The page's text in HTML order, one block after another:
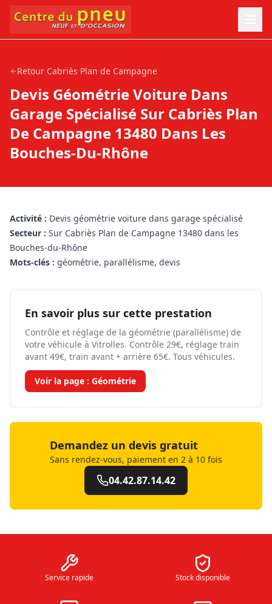
Retour Cabriès Plan de Campagne
Devis Géométrie Voiture Dans
Garage Spécialisé Sur Cabriès Plan
De Campagne 13480 Dans Les
Bouches-Du-Rhône
Activité : Devis géométrie voiture dans garage spécialisé
Secteur : Sur Cabriès Plan de Campagne 13480 dans les
Bouches-du-Rhône
Mots-clés : géométrie, parallélisme, devis
En savoir plus sur cette prestation
Contrôle et réglage de la géométrie (parallélisme) de
votre véhicule à Vitrolles. Contrôle 29€, réglage train
avant 49€, train avant + arrière 65€. Tous véhicules.
Voir la page : Géométrie
Demandez un devis gratuit
Sans rendez-vous, paiement en 2 à 10 fois
04.42.87.14.42
Service rapide Stock disponible